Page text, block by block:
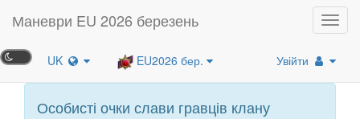
Маневри EU 2026 березень
UK EU2026 бер. Увійти
Особисті очки слави гравців клану